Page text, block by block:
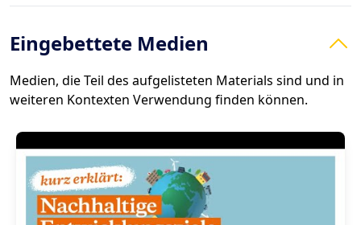
Eingebettete Medien
Medien, die Teil des aufgelisteten Materials sind und in
weiteren Kontexten Verwendung finden können.